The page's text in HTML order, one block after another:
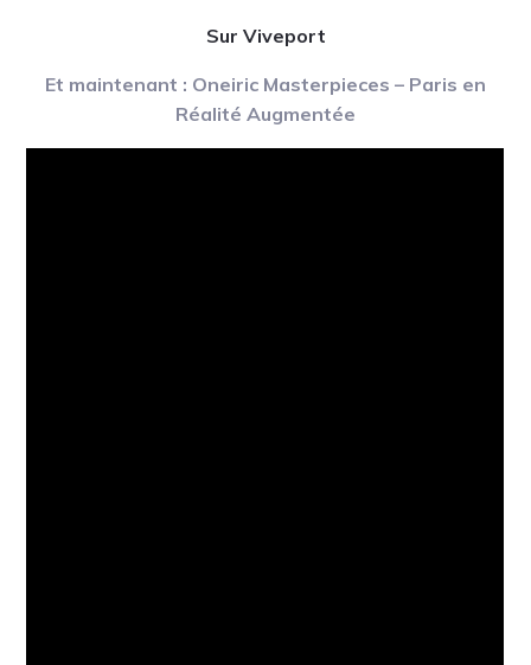
Sur Viveport
Et maintenant : Oneiric Masterpieces – Paris en
Réalité Augmentée